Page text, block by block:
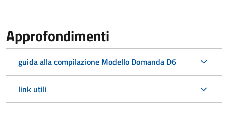
Approfondimenti
guida alla compilazione Modello Domanda D6
link utili